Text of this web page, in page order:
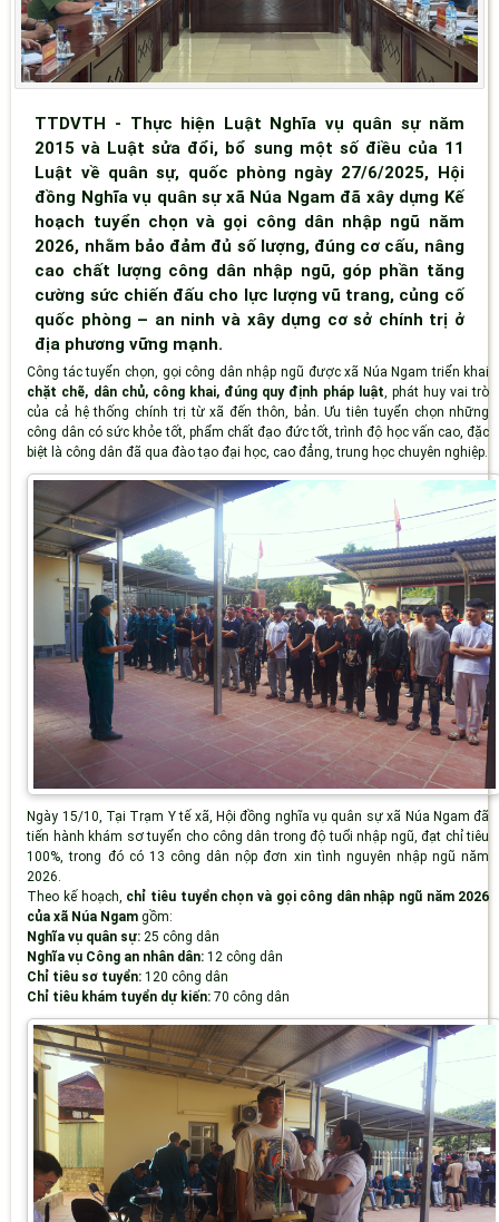
TTDVTH - Thực hiện Luật Nghĩa vụ quân sự năm
2015 và Luật sửa đổi, bổ sung một số điều của 11
Luật về quân sự, quốc phòng ngày 27/6/2025, Hội
đồng Nghĩa vụ quân sự xã Núa Ngam đã xây dựng Kế
hoạch tuyển chọn và gọi công dân nhập ngũ năm
2026, nhằm bảo đảm đủ số lượng, đúng cơ cấu, nâng
cao chất lượng công dân nhập ngũ, góp phần tăng
cường sức chiến đấu cho lực lượng vũ trang, củng cố
quốc phòng – an ninh và xây dựng cơ sở chính trị ở
địa phương vững mạnh.
Công tác tuyển chọn, gọi công dân nhập ngũ được xã Núa Ngam triển khai
chặt chẽ, dân chủ, công khai, đúng quy định pháp luật, phát huy vai trò
của cả hệ thống chính trị từ xã đến thôn, bản. Ưu tiên tuyển chọn những
công dân có sức khỏe tốt, phẩm chất đạo đức tốt, trình độ học vấn cao, đặc
biệt là công dân đã qua đào tạo đại học, cao đẳng, trung học chuyên nghiệp.
Ngày 15/10, Tại Trạm Y tế xã, Hội đồng nghĩa vụ quân sự xã Núa Ngam đã
tiến hành khám sơ tuyển cho công dân trong độ tuổi nhập ngũ, đạt chỉ tiêu
100%, trong đó có 13 công dân nộp đơn xin tình nguyên nhập ngũ năm
2026.
Theo kế hoạch, chỉ tiêu tuyển chọn và gọi công dân nhập ngũ năm 2026
của xã Núa Ngam gồm:
Nghĩa vụ quân sự: 25 công dân
Nghĩa vụ Công an nhân dân: 12 công dân
Chỉ tiêu sơ tuyển: 120 công dân
Chỉ tiêu khám tuyển dự kiến: 70 công dân